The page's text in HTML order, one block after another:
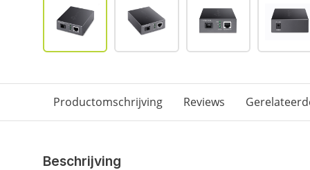
Productomschrijving Reviews
Beschrijving